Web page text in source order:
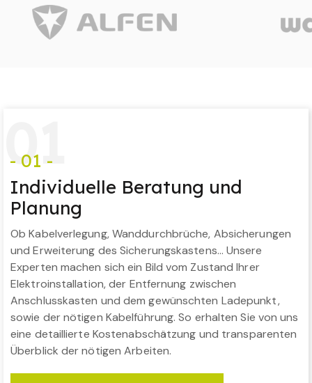
01
- 01 -
Individuelle Beratung und
Planung
Ob Kabelverlegung, Wanddurchbrüche, Absicherungen
und Erweiterung des Sicherungskastens… Unsere
Experten machen sich ein Bild vom Zustand Ihrer
Elektroinstallation, der Entfernung zwischen
Anschlusskasten und dem gewünschten Ladepunkt,
sowie der nötigen Kabelführung. So erhalten Sie von uns
eine detaillierte Kostenabschätzung und transparenten
Überblick der nötigen Arbeiten.